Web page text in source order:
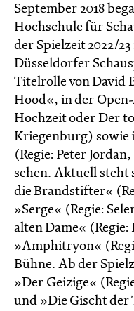
September 2018
Hochschule für
der Spielzeit 2022/
Düsseldorfer
Titelrolle von David
Hood«, in der
Hochzeit oder Der
Kriegenburg) sowie
(Regie: Peter
sehen. Aktuell steht
die Brandstifter«
»Serge« (Regie:
alten Dame«
»Amphitryon«
Bühne. Ab der
»Der Geizige«
und »Die Gischt der